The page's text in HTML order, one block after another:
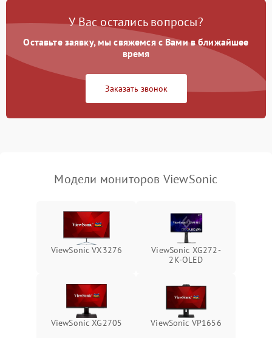
питания
Подробнее →
защиты от перегрузок
1000 ₽ Подробнее →
1000 ₽
Неисправность системы
перенапряжения
Подробнее →
защиты от замыкания
Подробнее →
Повреждение системы
1000 ₽ Подробнее →
У Вас остались вопросы?
Оставьте заявку, мы свяжемся с Вами в ближайшее
время
Заказать звонок
Модели мониторов ViewSonic
ViewSonic VX3276
ViewSonic XG272-
2K-OLED
ViewSonic XG2705 ViewSonic VP1656